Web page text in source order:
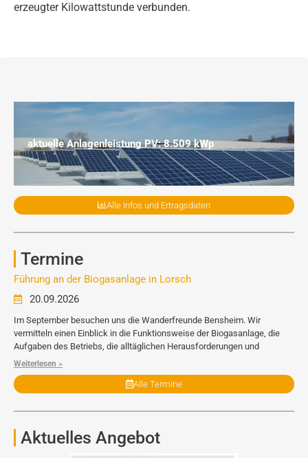
erzeugter Kilowattstunde verbunden.
aktuelle Anlagenleistung PV: 8.509 kWp
Alle Infos und Ertragsdaten
Termine
Führung an der Biogasanlage in Lorsch
20.09.2026
Im September besuchen uns die Wanderfreunde Bensheim. Wir
vermitteln einen Einblick in die Funktionsweise der Biogasanlage, die
Aufgaben des Betriebs, die alltäglichen Herausforderungen und
Weiterlesen »
Alle Termine
Aktuelles Angebot